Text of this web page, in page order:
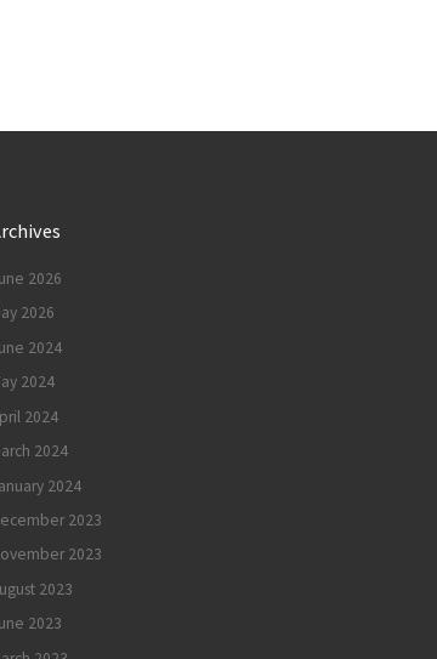
2026
2026
2024
2024
2024
2024
2024
2023
2023
2023
2023